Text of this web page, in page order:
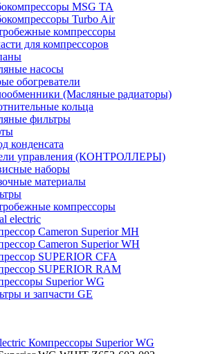
MSG TA
Turbo Air
компрессоры
для компрессоров
насосы
обогреватели
(Масляные радиаторы)
кольца
фильтры
конденсата
управления (КОНТРОЛЛЕРЫ)
наборы
материалы
компрессоры
electric
Cameron Superior MH
Cameron Superior WH
SUPERIOR CFA
SUPERIOR RAM
Superior WG
и запчасти GE
Компрессоры Superior WG